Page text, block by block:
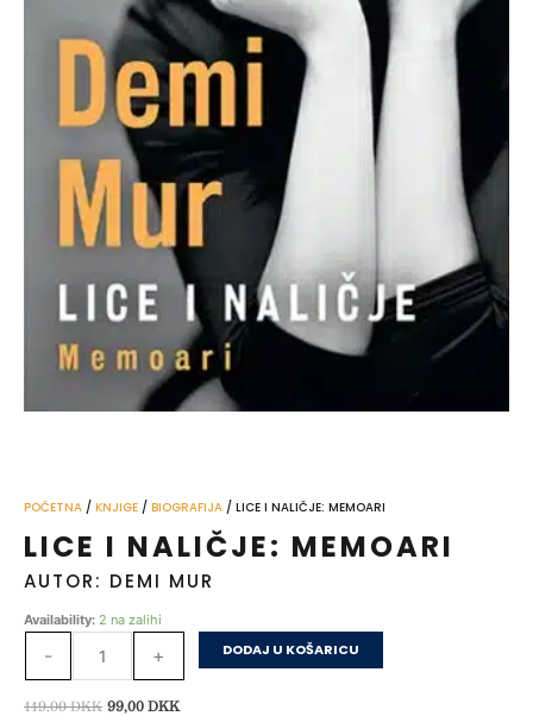
POČETNA / KNJIGE / BIOGRAFIJA / LICE I NALIČJE: MEMOARI
LICE I NALIČJE: MEMOARI
AUTOR: DEMI MUR
Availability: 2 na zalihi
-
Lice
+ DODAJ U KOŠARICU
119,00DKK Izvorna
99,00 DKKTrenutna